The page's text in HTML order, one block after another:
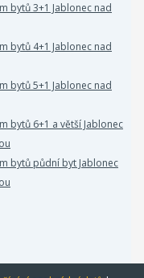
bytů 3+1 Jablonec nad
bytů 4+1 Jablonec nad
bytů 5+1 Jablonec nad
bytů 6+1 a větší Jablonec
bytů půdní byt Jablonec